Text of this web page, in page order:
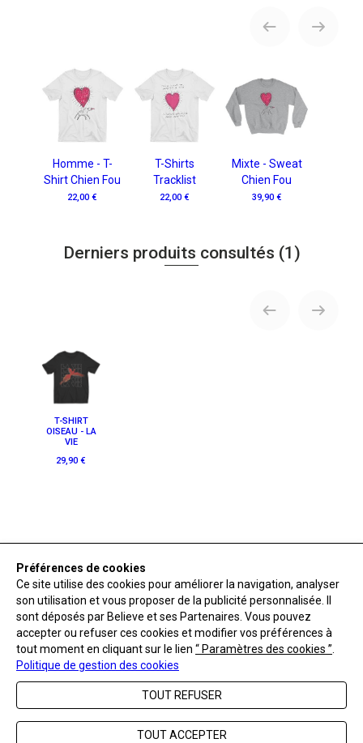
Homme - T-
Shirt Chien Fou
22,00 €
T-Shirts
Tracklist
22,00 €
Mixte - Sweat
Chien Fou
39,90 €
Derniers produits consultés (1)
T-SHIRT
OISEAU - LA
VIE
29,90 €
Accueil
FAQ
Nous contacter
CGV
Mentions légales
Gérer les cookies
Politique de confidentialité
Préférences de cookies
Ce site utilise des cookies pour améliorer la navigation, analyser
son utilisation et vous proposer de la publicité personnalisée. Il
sont déposés par Believe et ses Partenaires. Vous pouvez
accepter ou refuser ces cookies et modifier vos préférences à
tout moment en cliquant sur le lien “ Paramètres des cookies ”
Politique de gestion des cookies
TOUT REFUSER
TOUT ACCEPTER